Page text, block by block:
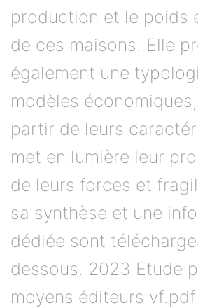
production et le poids
de ces maisons. Elle
également une
modèles
partir de leurs
met en lumière leur
de leurs forces et
sa synthèse et une
dédiée sont
dessous. 2023 Etude
moyens éditeurs